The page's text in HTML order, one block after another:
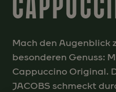
Mach den Augenblick
besonderen Genuss:
Cappuccino Original.
JACOBS schmeckt